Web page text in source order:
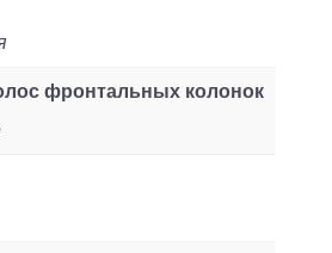
фронтальных колонок